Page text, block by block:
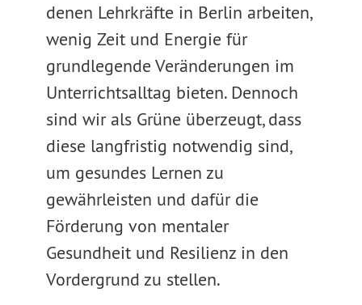
denen Lehrkräfte in Berlin arbeiten,
wenig Zeit und Energie für
grundlegende Veränderungen im
Unterrichtsalltag bieten. Dennoch
sind wir als Grüne überzeugt, dass
diese langfristig notwendig sind,
um gesundes Lernen zu
gewährleisten und dafür die
Förderung von mentaler
Gesundheit und Resilienz in den
Vordergrund zu stellen.